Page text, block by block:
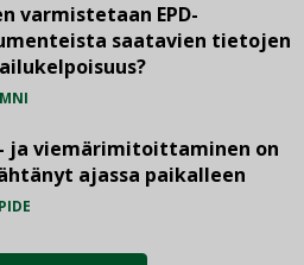
varmistetaan EPD-
saatavien tietojen
ja viemärimitoittaminen on
ajassa paikalleen